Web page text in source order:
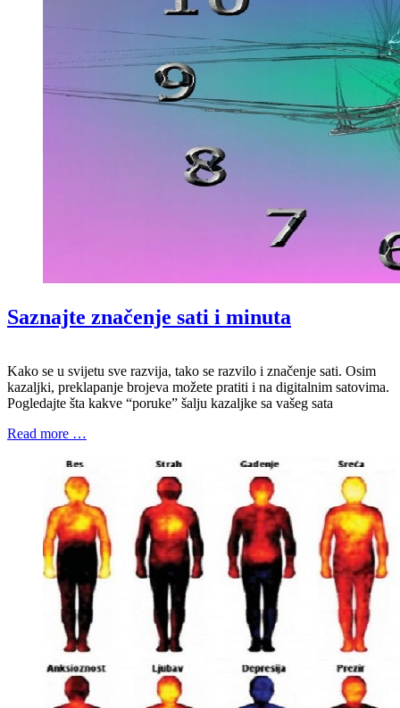
Saznajte značenje sati i minuta
Kako se u svijetu sve razvija, tako se razvilo i značenje sati. Osim
kazaljki, preklapanje brojeva možete pratiti i na digitalnim satovima.
Pogledajte šta kakve “poruke” šalju kazaljke sa vašeg sata
Read more …